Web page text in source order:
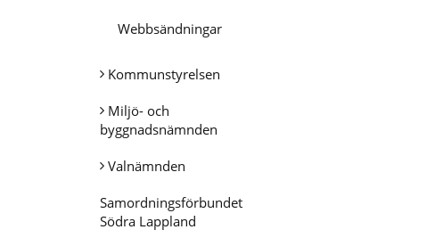
Webbsändningar
Kommunstyrelsen
Miljö- och
byggnadsnämnden
Valnämnden
Samordningsförbundet
Södra Lappland